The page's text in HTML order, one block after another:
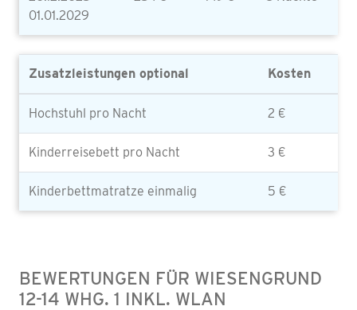
01.01.2029
Zusatzleistungen optional Kosten
Hochstuhl pro Nacht 2 €
Kinderreisebett pro Nacht 3 €
Kinderbettmatratze einmalig 5 €
BEWERTUNGEN FÜR WIESENGRUND
12-14 WHG. 1 INKL. WLAN